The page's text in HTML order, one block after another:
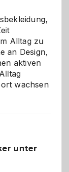
Alltag zu
an Design,
aktiven
wachsen
unter